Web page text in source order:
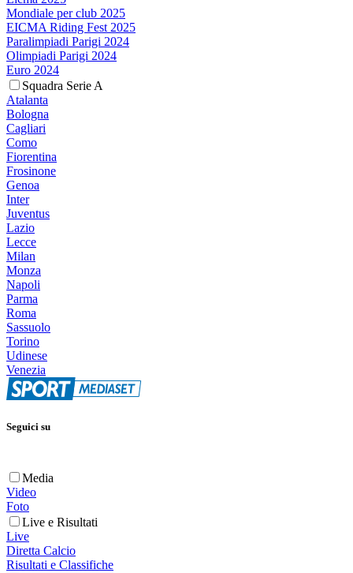
Mondiale per club 2025
EICMA Riding Fest 2025
Paralimpiadi Parigi 2024
Olimpiadi Parigi 2024
Euro 2024
Squadra Serie A
Atalanta
Bologna
Cagliari
Como
Fiorentina
Frosinone
Genoa
Inter
Juventus
Lazio
Lecce
Milan
Monza
Napoli
Parma
Roma
Sassuolo
Torino
Udinese
Venezia
Seguici su
Media
Video
Foto
Live e Risultati
Live
Diretta Calcio
Risultati e Classifiche